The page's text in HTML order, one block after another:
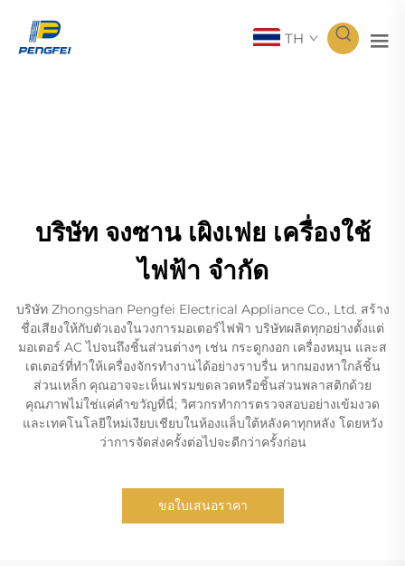
TH
บริษัท จงซาน เผิงเฟย เครื่องใช้
ไฟฟ้า จำกัด
บริษัท Zhongshan Pengfei Electrical Appliance Co., Ltd. สร้าง
ชื่อเสียงให้กับตัวเองในวงการมอเตอร์ไฟฟ้า บริษัทผลิตทุกอย่างตั้งแต่
มอเตอร์ AC ไปจนถึงชิ้นส่วนต่างๆ เช่น กระดูกงอก เครื่องหมุน และส
เตเตอร์ที่ทำให้เครื่องจักรทำงานได้อย่างราบรื่น หากมองหาใกล้ชิ้น
ส่วนเหล็ก คุณอาจจะเห็นเฟรมขดลวดหรือชิ้นส่วนพลาสติกด้วย
คุณภาพไม่ใช่แค่คำขวัญที่นี่; วิศวกรทำการตรวจสอบอย่างเข้มงวด
และเทคโนโลยีใหม่เงียบเชียบในห้องแล็บใต้หลังคาทุกหลัง โดยหวัง
ว่าการจัดส่งครั้งต่อไปจะดีกว่าครั้งก่อน
ขอใบเสนอราคา